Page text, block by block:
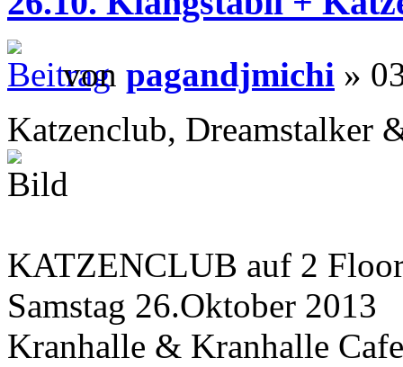
von pagandjmichi »
Katzenclub, Dreamstalker
KATZENCLUB auf 2
Samstag 26.Oktober 2013
Kranhalle & Kranhalle